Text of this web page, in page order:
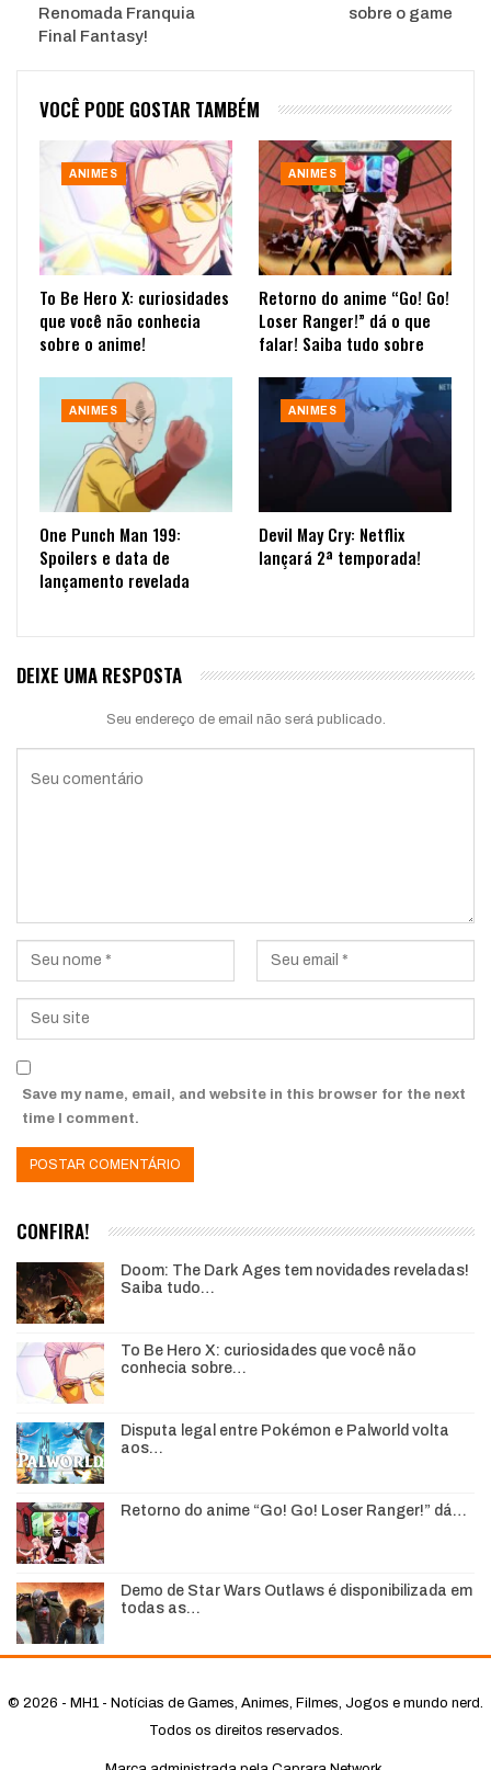
Renomada Franquia
Final Fantasy!
sobre o game
VOCÊ PODE GOSTAR TAMBÉM
ANIMES
To Be Hero X: curiosidades
que você não conhecia
sobre o anime!
ANIMES
Retorno do anime “Go! Go!
Loser Ranger!” dá o que
falar! Saiba tudo sobre
ANIMES
One Punch Man 199:
Spoilers e data de
lançamento revelada
ANIMES
Devil May Cry: Netflix
lançará 2ª temporada!
DEIXE UMA RESPOSTA
Seu endereço de email não será publicado.
Save my name, email, and website in this browser for the next
time I comment.
CONFIRA!
Doom: The Dark Ages tem novidades reveladas!
Saiba tudo…
To Be Hero X: curiosidades que você não
conhecia sobre…
Disputa legal entre Pokémon e Palworld volta
aos…
Retorno do anime “Go! Go! Loser Ranger!” dá…
Demo de Star Wars Outlaws é disponibilizada em
todas as…
© 2026 - MH1 - Notícias de Games, Animes, Filmes, Jogos e mundo nerd.
Todos os direitos reservados.